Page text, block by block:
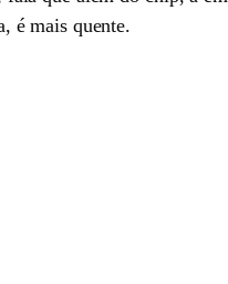
é mais quente.